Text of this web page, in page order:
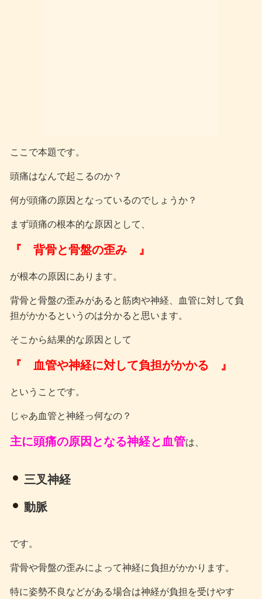
ここで本題です。
頭痛はなんで起こるのか？
何が頭痛の原因となっているのでしょうか？
まず頭痛の根本的な原因として、
『 背骨と骨盤の歪み 』
が根本の原因にあります。
背骨と骨盤の歪みがあると筋肉や神経、血管に対して負
担がかかるというのは分かると思います。
そこから結果的な原因として
『 血管や神経に対して負担がかかる 』
ということです。
じゃあ血管と神経っ何なの？
主に頭痛の原因となる神経と血管は、
三叉神経
動脈
です。
背骨や骨盤の歪みによって神経に負担がかかります。
特に姿勢不良などがある場合は神経が負担を受けやす